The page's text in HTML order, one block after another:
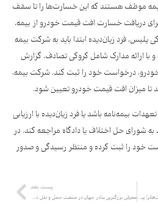
موظف هستند که این خسارت‌ها را تا سقف
دریافت خسارت افت قیمت خودرو از بیمه،
فرد زیان‌دیده ابتدا باید به شرکت بیمه
ارائه مدارک شامل کروکی تصادف، گزارش
درخواست خود را ثبت کند. شرکت بیمه،
تا میزان افت قیمت خودرو تعیین شود.
بیمه‌نامه باشد یا فرد زیان‌دیده با ارزیابی
شورای حل اختلاف یا دادگاه مراجعه کند. در
خود را ثبت کرده و منتظر رسیدگی و صدور
افزايش پروازهاي عبوري از آسمان ايران/ لوفت‌هانزا پيشتاز ايرلاين‌هاي خارجي
پست بعد
معرفی بزرگترین بنادر جهان در صنعت حمل و نقل دریایی